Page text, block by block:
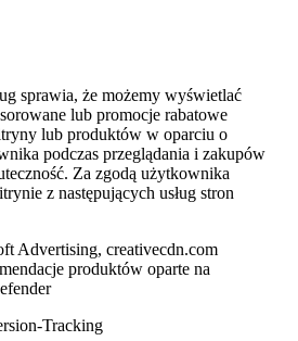
sprawia, że możemy wyświetlać
lub promocje rabatowe
lub produktów w oparciu o
podczas przeglądania i zakupów
Za zgodą użytkownika
z następujących usług stron
Advertising, creativecdn.com
produktów oparte na
Tracking